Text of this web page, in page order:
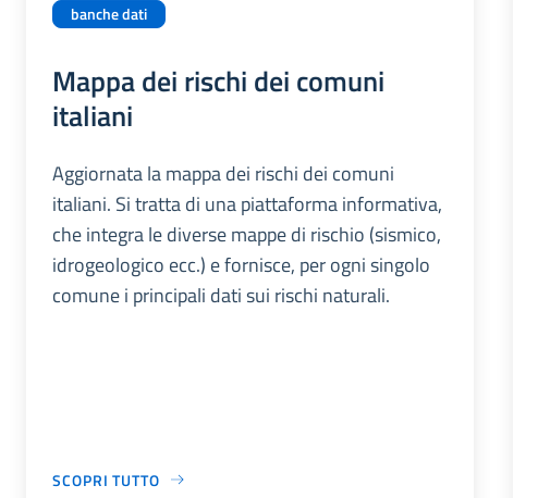
banche dati
Mappa dei rischi dei comuni
italiani
Aggiornata la mappa dei rischi dei comuni
italiani. Si tratta di una piattaforma informativa,
che integra le diverse mappe di rischio (sismico,
idrogeologico ecc.) e fornisce, per ogni singolo
comune i principali dati sui rischi naturali.
SCOPRI TUTTO